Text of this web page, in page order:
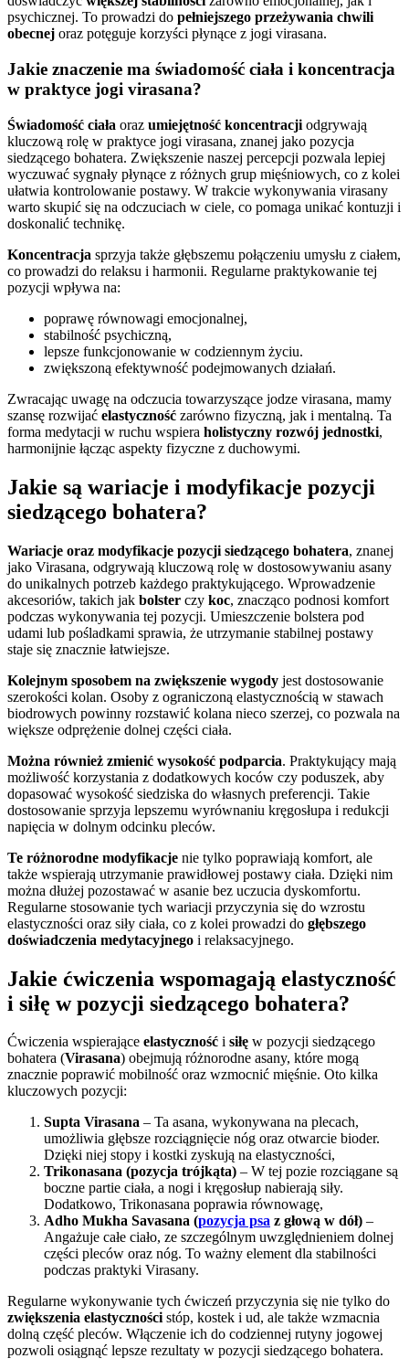
psychicznej. To prowadzi do pełniejszego przeżywania chwili
obecnej oraz potęguje korzyści płynące z jogi virasana.
Jakie znaczenie ma świadomość ciała i koncentracja
w praktyce jogi virasana?
Świadomość ciała oraz umiejętność koncentracji odgrywają
kluczową rolę w praktyce jogi virasana, znanej jako pozycja
siedzącego bohatera. Zwiększenie naszej percepcji pozwala lepiej
wyczuwać sygnały płynące z różnych grup mięśniowych, co z kolei
ułatwia kontrolowanie postawy. W trakcie wykonywania virasany
warto skupić się na odczuciach w ciele, co pomaga unikać kontuzji i
doskonalić technikę.
Koncentracja sprzyja także głębszemu połączeniu umysłu z ciałem,
co prowadzi do relaksu i harmonii. Regularne praktykowanie tej
pozycji wpływa na:
poprawę równowagi emocjonalnej,
stabilność psychiczną,
lepsze funkcjonowanie w codziennym życiu.
zwiększoną efektywność podejmowanych działań.
Zwracając uwagę na odczucia towarzyszące jodze virasana, mamy
szansę rozwijać elastyczność zarówno fizyczną, jak i mentalną. Ta
forma medytacji w ruchu wspiera holistyczny rozwój jednostki,
harmonijnie łącząc aspekty fizyczne z duchowymi.
Jakie są wariacje i modyfikacje pozycji
siedzącego bohatera?
Wariacje oraz modyfikacje pozycji siedzącego bohatera, znanej
jako Virasana, odgrywają kluczową rolę w dostosowywaniu asany
do unikalnych potrzeb każdego praktykującego. Wprowadzenie
akcesoriów, takich jak bolster czy koc, znacząco podnosi komfort
podczas wykonywania tej pozycji. Umieszczenie bolstera pod
udami lub pośladkami sprawia, że utrzymanie stabilnej postawy
staje się znacznie łatwiejsze.
Kolejnym sposobem na zwiększenie wygody jest dostosowanie
szerokości kolan. Osoby z ograniczoną elastycznością w stawach
biodrowych powinny rozstawić kolana nieco szerzej, co pozwala na
większe odprężenie dolnej części ciała.
Można również zmienić wysokość podparcia. Praktykujący mają
możliwość korzystania z dodatkowych koców czy poduszek, aby
dopasować wysokość siedziska do własnych preferencji. Takie
dostosowanie sprzyja lepszemu wyrównaniu kręgosłupa i redukcji
napięcia w dolnym odcinku pleców.
Te różnorodne modyfikacje nie tylko poprawiają komfort, ale
także wspierają utrzymanie prawidłowej postawy ciała. Dzięki nim
można dłużej pozostawać w asanie bez uczucia dyskomfortu.
Regularne stosowanie tych wariacji przyczynia się do wzrostu
elastyczności oraz siły ciała, co z kolei prowadzi do głębszego
doświadczenia medytacyjnego i relaksacyjnego.
Jakie ćwiczenia wspomagają elastyczność
i siłę w pozycji siedzącego bohatera?
Ćwiczenia wspierające elastyczność i siłę w pozycji siedzącego
bohatera (Virasana) obejmują różnorodne asany, które mogą
znacznie poprawić mobilność oraz wzmocnić mięśnie. Oto kilka
kluczowych pozycji:
Supta Virasana – Ta asana, wykonywana na plecach,
umożliwia głębsze rozciągnięcie nóg oraz otwarcie bioder.
Dzięki niej stopy i kostki zyskują na elastyczności,
Trikonasana (pozycja trójkąta) – W tej pozie rozciągane są
boczne partie ciała, a nogi i kręgosłup nabierają siły.
Dodatkowo, Trikonasana poprawia równowagę,
Adho Mukha Savasana (pozycja psa z głową w dół) –
Angażuje całe ciało, ze szczególnym uwzględnieniem dolnej
części pleców oraz nóg. To ważny element dla stabilności
podczas praktyki Virasany.
Regularne wykonywanie tych ćwiczeń przyczynia się nie tylko do
zwiększenia elastycznościstóp, kostek i ud, ale także wzmacnia
dolną część pleców. Włączenie ich do codziennej rutyny jogowej
pozwoli osiągnąć lepsze rezultaty w pozycji siedzącego bohatera.